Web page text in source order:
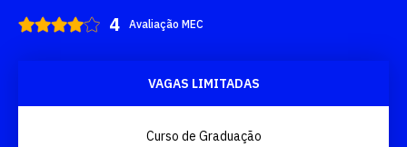
Avaliação MEC
VAGAS LIMITADAS
Curso de Graduação